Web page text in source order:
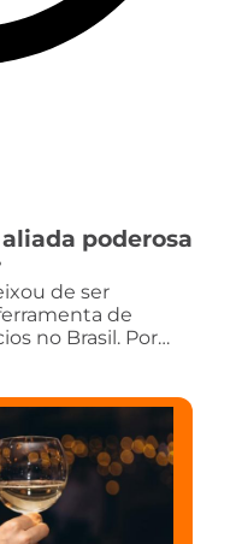
poderosa
de ser
de
no Brasil. Por…